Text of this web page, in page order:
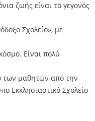
ζωής είναι το γεγονός
Σχολείο», με
Είναι πολύ
των μαθητών από την
Εκκλησιαστικό Σχολείο